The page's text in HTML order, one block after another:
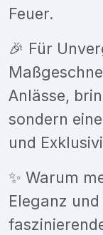
Feuer.
🎉 Für
Anlässe,
sondern
und
✨ Warum
Eleganz